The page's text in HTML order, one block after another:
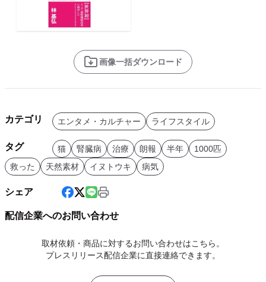
画像一括ダウンロード
カテゴリ エンタメ・カルチャー ライフスタイル
タグ 猫 腎臓病 治療 朗報 半年
1000匹
救った
天然素材 イヌトウキ 病気
シェア
配信企業へのお問い合わせ
取材依頼・商品に対するお問い合わせはこちら。
プレスリリース配信企業に直接連絡できます。